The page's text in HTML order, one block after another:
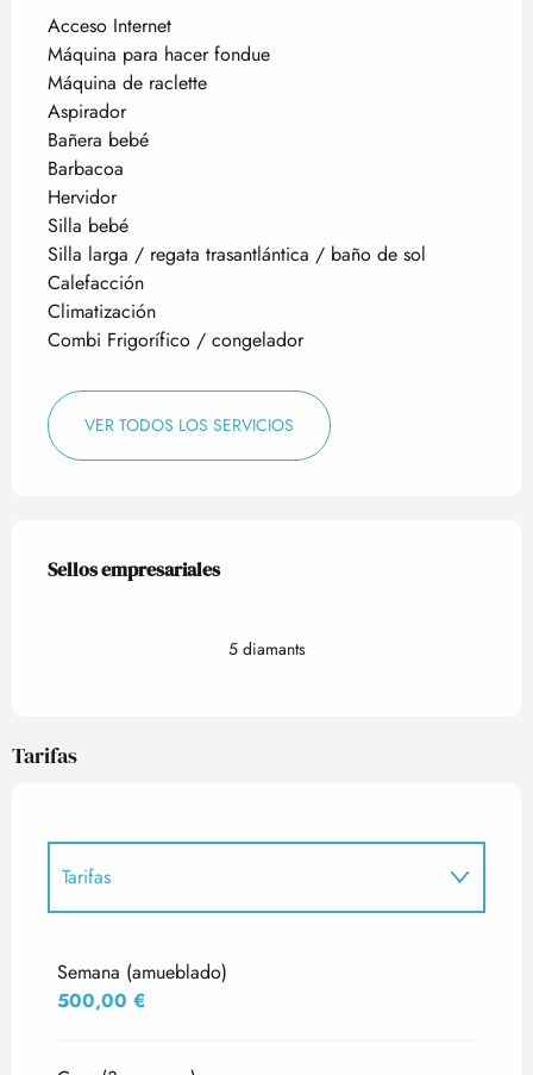
Acceso Internet
Máquina para hacer fondue
Máquina de raclette
Aspirador
Bañera bebé
Barbacoa
Hervidor
Silla bebé
Silla larga / regata trasantlántica / baño de sol
Calefacción
Climatización
Combi Frigorífico / congelador
VER TODOS LOS SERVICIOS
Oferta de prestaciones
Sellos empresariales
Sellos empresariales
5 diamants
Tarifas
Tarifas
Semana (amueblado)
500,00 €